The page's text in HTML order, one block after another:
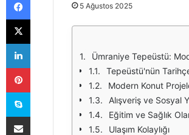
5 Ağustos 2025
Ümraniye Tepeüstü:
Tepeüstü'nün
Modern Konut
Alışveriş ve Sosyal
Eğitim ve Sağlık
Ulaşım Kolaylığı
X
LinkedIn
Pinterest
Skype
E-Posta ile paylaş